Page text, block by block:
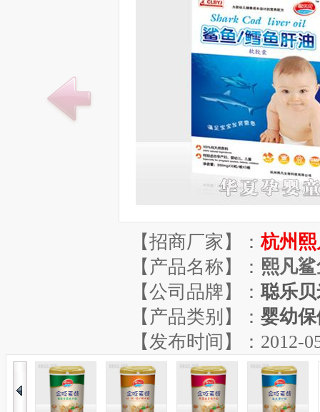
【招商厂家】：杭州
【产品名称】： 熙凡
【公司品牌】： 聪乐
【产品类别】： 婴幼
【发布时间】：2012-